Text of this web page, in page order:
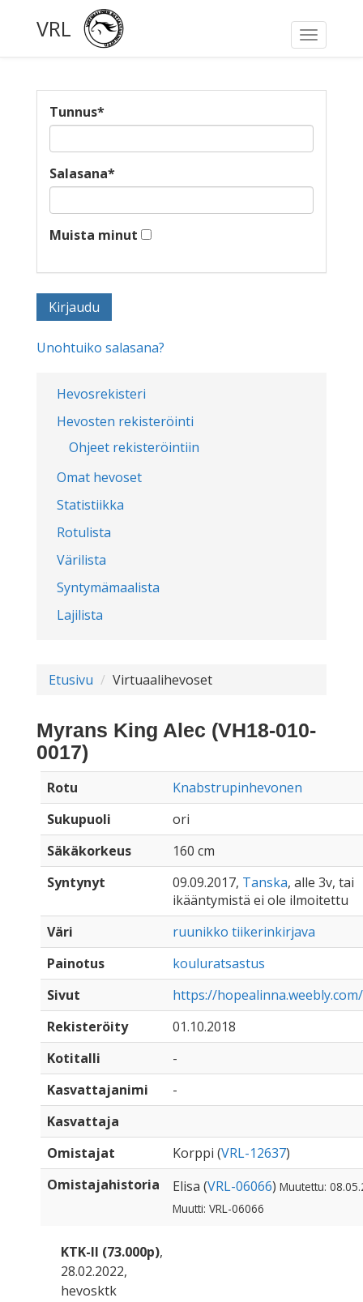
Toggle
VRL
Hevosrekisteri
Hevosten rekisteröinti
Ohjeet rekisteröintiin
Omat hevoset
Statistiikka
Rotulista
Värilista
Syntymämaalista
Lajilista
Tunnus*
Salasana*
Muista minut
Unohtuiko salasana?
Etusivu Virtuaalihevoset
Myrans King Alec (VH18-010-
0017)
Rotu
Knabstrupinhevonen
Sukupuoli
ori
Säkäkorkeus
160 cm
Syntynyt
09.09.2017, Tanska, alle 3v, tai
ikääntymistä ei ole ilmoitettu
Väri
ruunikko tiikerinkirjava
Painotus
kouluratsastus
Sivut
https://
Rekisteröity
01.10.2018
Kotitalli
-
Kasvattajanimi
-
Kasvattaja
Omistajat
Korppi (VRL-12637)
Omistajahistoria
Elisa (VRL-06066) Muutettu:
Muutti: VRL-06066
KTK-II (73.000p),
28.02.2022,
hevosktk